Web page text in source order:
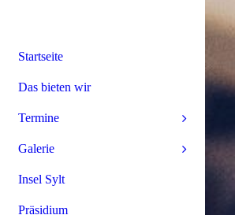
Startseite
Das bieten wir
Termine
Galerie
Insel Sylt
Präsidium